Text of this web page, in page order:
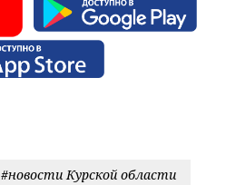
#новости Курской области